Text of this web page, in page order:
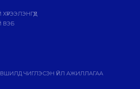
ВЭБ
ЧИГЛЭСЭН ҮЙЛ АЖИЛЛАГАА